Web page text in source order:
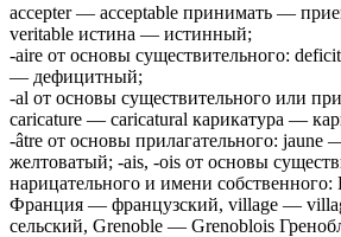
accepter — acceptable принимать —
veritable истина — истинный;
-aire от основы существительного:
— дефицитный;
-al от основы существительного или
caricature — caricatural карикатура —
-âtre от основы прилагательного:
желтоватый; -ais, -ois от основы
нарицательного и имени
Франция — французский, village —
сельский, Grenoble — Grenoblois